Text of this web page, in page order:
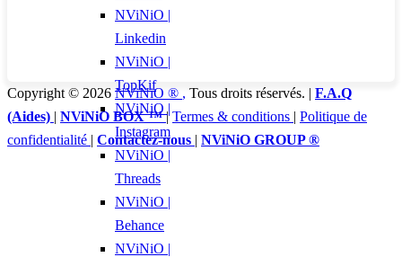
Copyright © 2026 NViNiO ® , Tous droits réservés. | F.A.Q
(Aides) | NViNiO BOX ™|Termes & conditions | Politique de
confidentialité | Contactez-nous | NViNiO GROUP ®
NViNiO |
Linkedin
NViNiO |
TopKif
NViNiO |
Instagram
NViNiO |
Threads
NViNiO |
Behance
NViNiO |